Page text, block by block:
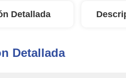
Detallada
Detallada